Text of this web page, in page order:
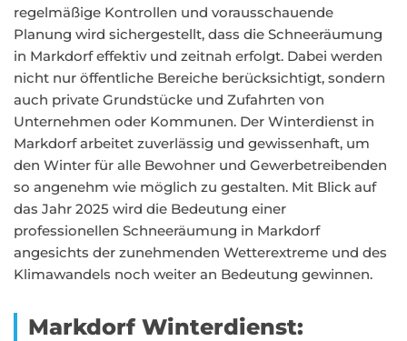
regelmäßige Kontrollen und vorausschauende
Planung wird sichergestellt, dass die Schneeräumung
in Markdorf effektiv und zeitnah erfolgt. Dabei werden
nicht nur öffentliche Bereiche berücksichtigt, sondern
auch private Grundstücke und Zufahrten von
Unternehmen oder Kommunen. Der Winterdienst in
Markdorf arbeitet zuverlässig und gewissenhaft, um
den Winter für alle Bewohner und Gewerbetreibenden
so angenehm wie möglich zu gestalten. Mit Blick auf
das Jahr 2025 wird die Bedeutung einer
professionellen Schneeräumung in Markdorf
angesichts der zunehmenden Wetterextreme und des
Klimawandels noch weiter an Bedeutung gewinnen.
Markdorf Winterdienst: